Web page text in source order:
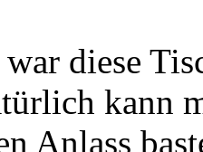
diese
kann
Anlass